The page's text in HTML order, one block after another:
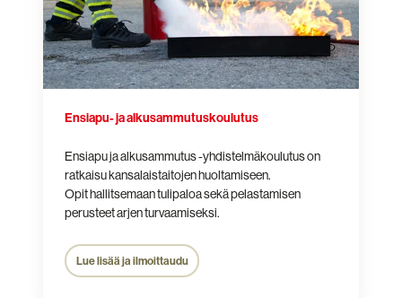
Ensiapu- ja alkusammutuskoulutus
Ensiapu ja alkusammutus -yhdistelmäkoulutus on
ratkaisu kansalaistaitojen huoltamiseen.
Opit hallitsemaan tulipaloa sekä pelastamisen
perusteet arjen turvaamiseksi.
Lue lisää ja ilmoittaudu